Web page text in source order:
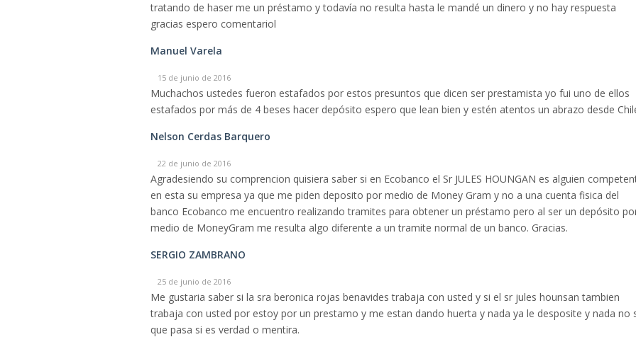
tratando de haser me un préstamo y todavía no resulta hasta le mandé un dinero y no hay respuesta
gracias espero comentariol
Manuel Varela
15 de junio de 2016
Muchachos ustedes fueron estafados por estos presuntos que dicen ser prestamista yo fui uno de ellos
estafados por más de 4 beses hacer depósito espero que lean bien y estén atentos un abrazo desde
Nelson Cerdas Barquero
22 de junio de 2016
Agradesiendo su comprencion quisiera saber si en Ecobanco el Sr JULES HOUNGAN es alguien
en esta su empresa ya que me piden deposito por medio de Money Gram y no a una cuenta fisica del
banco Ecobanco me encuentro realizando tramites para obtener un préstamo pero al ser un depósito
medio de MoneyGram me resulta algo diferente a un tramite normal de un banco. Gracias.
SERGIO ZAMBRANO
25 de junio de 2016
Me gustaria saber si la sra beronica rojas benavides trabaja con usted y si el sr jules hounsan tambien
trabaja con usted por estoy por un prestamo y me estan dando huerta y nada ya le desposite y nada no
que pasa si es verdad o mentira.